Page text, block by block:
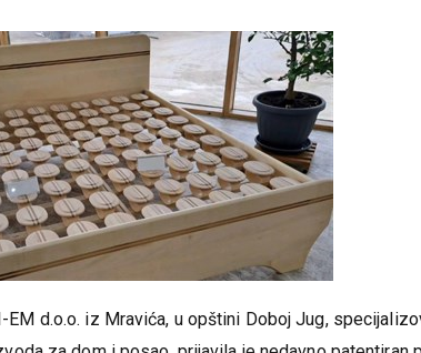
EM d.o.o. iz Mravića, u opštini Doboj Jug,